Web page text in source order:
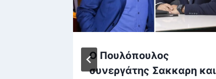
Ο Πουλόπουλος
συνεργάτης Σακκαρη και